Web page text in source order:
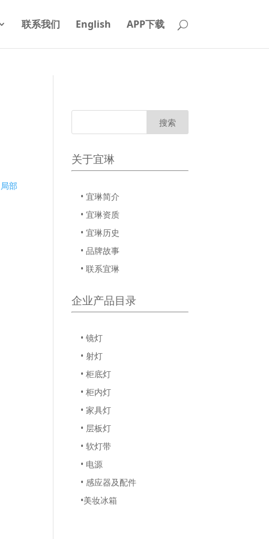
联系我们 English APP下载
局部
关于宜琳
• 宜琳简介
• 宜琳资质
• 宜琳历史
• 品牌故事
• 联系宜琳
企业产品目录
• 镜灯
• 射灯
• 柜底灯
• 柜内灯
• 家具灯
• 层板灯
• 软灯带
• 电源
• 感应器及配件
•美妆冰箱